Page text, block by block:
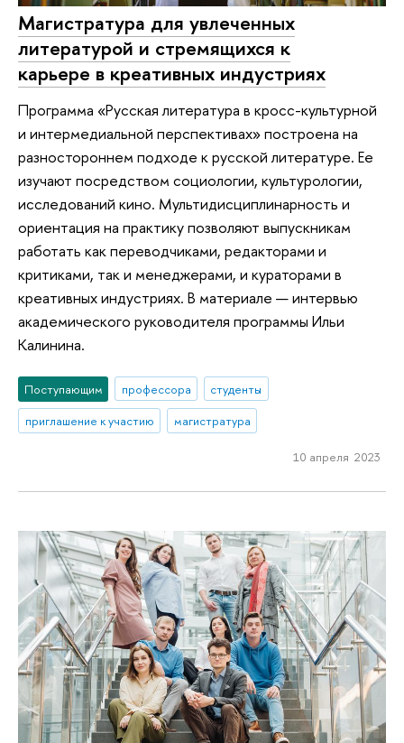
Магистратура для увлеченных
литературой и стремящихся к
карьере в креативных индустриях
Программа «Русская литература в кросс-культурной
и интермедиальной перспективах» построена на
разностороннем подходе к русской литературе. Ее
изучают посредством социологии, культурологии,
исследований кино. Мультидисциплинарность и
ориентация на практику позволяют выпускникам
работать как переводчиками, редакторами и
критиками, так и менеджерами, и кураторами в
креативных индустриях. В материале — интервью
академического руководителя программы Ильи
Калинина.
Поступающим профессора
студенты
приглашение к участию
магистратура
10 апреля 2023